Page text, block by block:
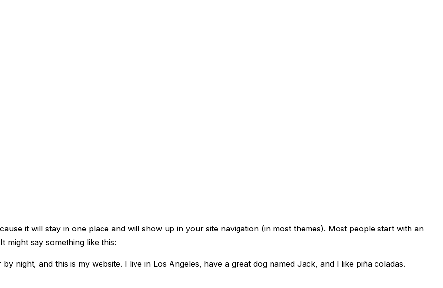
it will stay in one place and will show up in your site navigation (in most themes). Most people start with an
might say something like this:
night, and this is my website. I live in Los Angeles, have a great dog named Jack, and I like piña coladas.